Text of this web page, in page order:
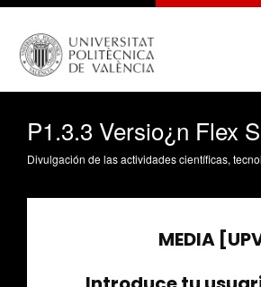
P1.3.3 Versio¿n Flex